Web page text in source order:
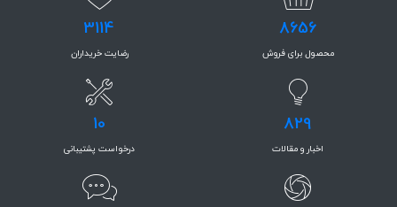
8656
محصول برای فروش
3114
رضایت خریداران
829
اخبار و مقالات
10
درخواست پشتیبانی